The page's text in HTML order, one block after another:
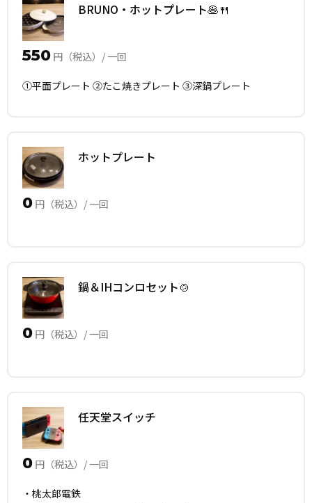
BRUNO・ホットプレート🥞🍴
550 円（税込）/ 一回
①平面プレート ②たこ焼きプレート ③深鍋プレート
ホットプレート
0 円（税込）/ 一回
鍋＆IHコンロセット🍲
0 円（税込）/ 一回
任天堂スイッチ
0 円（税込）/ 一回
・桃太郎電鉄